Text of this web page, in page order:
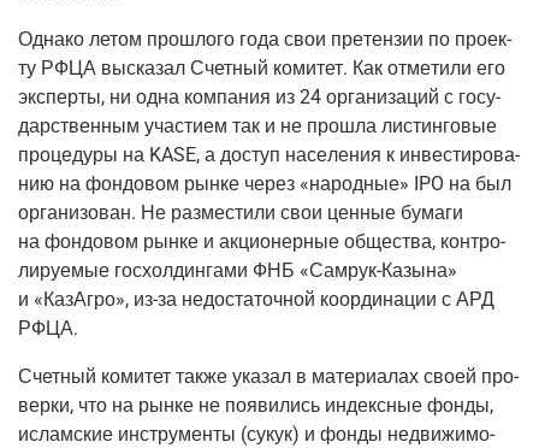
Одна­ко летом про­шло­го года свои пре­тен­зии по про­ек­
ту РФЦА выска­зал Счет­ный коми­тет. Как отме­ти­ли его
экс­пер­ты, ни одна ком­па­ния из 24 орга­ни­за­ций с госу­
дар­ствен­ным уча­сти­ем так и не про­шла листин­го­вые
про­це­ду­ры на KASE, а доступ насе­ле­ния к инве­сти­ро­ва­
нию на фон­до­вом рын­ке через «народ­ные» IPO на был
орга­ни­зо­ван. Не раз­ме­сти­ли свои цен­ные бума­ги
на фон­до­вом рын­ке и акци­о­нер­ные обще­ства, кон­тро­
ли­ру­е­мые гос­хол­дин­га­ми ФНБ «Самрук-Казы­на»
и «Каз­Агро», из-за недо­ста­точ­ной коор­ди­на­ции с АРД
РФЦА.
Счет­ный коми­тет так­же ука­зал в мате­ри­а­лах сво­ей про­
вер­ки, что на рын­ке не появи­лись индекс­ные фон­ды,
ислам­ские инстру­мен­ты (сукук) и фон­ды недви­жи­мо­